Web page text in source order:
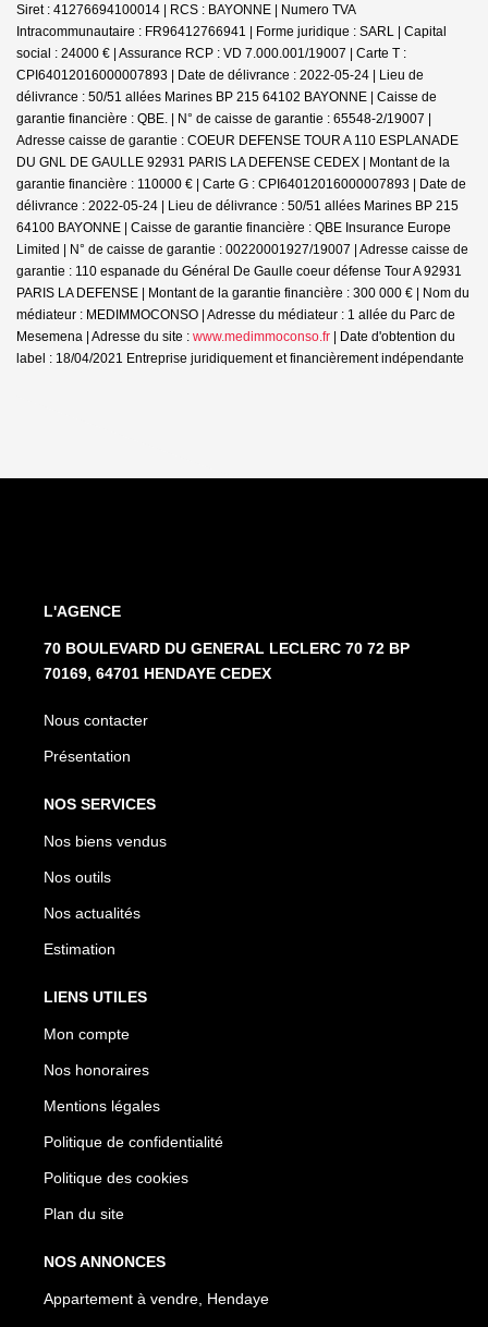
Siret : 41276694100014 | RCS : BAYONNE | Numero TVA
Intracommunautaire : FR96412766941 | Forme juridique : SARL | Capital
social : 24000 € | Assurance RCP : VD 7.000.001/19007 | Carte T :
CPI64012016000007893 | Date de délivrance : 2022-05-24 | Lieu de
délivrance : 50/51 allées Marines BP 215 64102 BAYONNE | Caisse de
garantie financière : QBE. | N° de caisse de garantie : 65548-2/19007 |
Adresse caisse de garantie : COEUR DEFENSE TOUR A 110 ESPLANADE
DU GNL DE GAULLE 92931 PARIS LA DEFENSE CEDEX | Montant de la
garantie financière : 110000 € | Carte G : CPI64012016000007893 | Date de
délivrance : 2022-05-24 | Lieu de délivrance : 50/51 allées Marines BP 215
64100 BAYONNE | Caisse de garantie financière : QBE Insurance Europe
Limited | N° de caisse de garantie : 00220001927/19007 | Adresse caisse de
garantie : 110 espanade du Général De Gaulle coeur défense Tour A 92931
PARIS LA DEFENSE | Montant de la garantie financière : 300 000 € | Nom du
médiateur : MEDIMMOCONSO | Adresse du médiateur : 1 allée du Parc de
Mesemena | Adresse du site : www.medimmoconso.fr | Date d'obtention du
label : 18/04/2021 Entreprise juridiquement et financièrement indépendante
L'AGENCE
70 BOULEVARD DU GENERAL LECLERC 70 72 BP
70169, 64701 HENDAYE CEDEX
Nous contacter
Présentation
NOS SERVICES
Nos biens vendus
Nos outils
Nos actualités
Estimation
LIENS UTILES
Mon compte
Nos honoraires
Mentions légales
Politique de confidentialité
Politique des cookies
Plan du site
NOS ANNONCES
Appartement à vendre, Hendaye